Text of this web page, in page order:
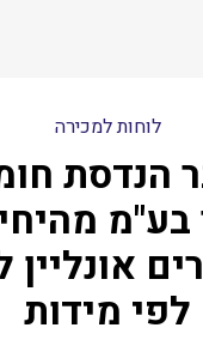
לוחות למכירה
הנדסת
בע"מ
אונליין
לפי מידות